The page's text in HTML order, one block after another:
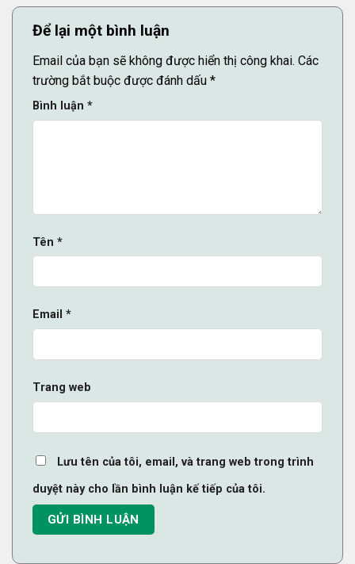
Để lại một bình luận
Email của bạn sẽ không được hiển thị công khai. Các
trường bắt buộc được đánh dấu *
Bình luận *
Tên *
Email *
Trang web
Lưu tên của tôi, email, và trang web trong trình
duyệt này cho lần bình luận kế tiếp của tôi.